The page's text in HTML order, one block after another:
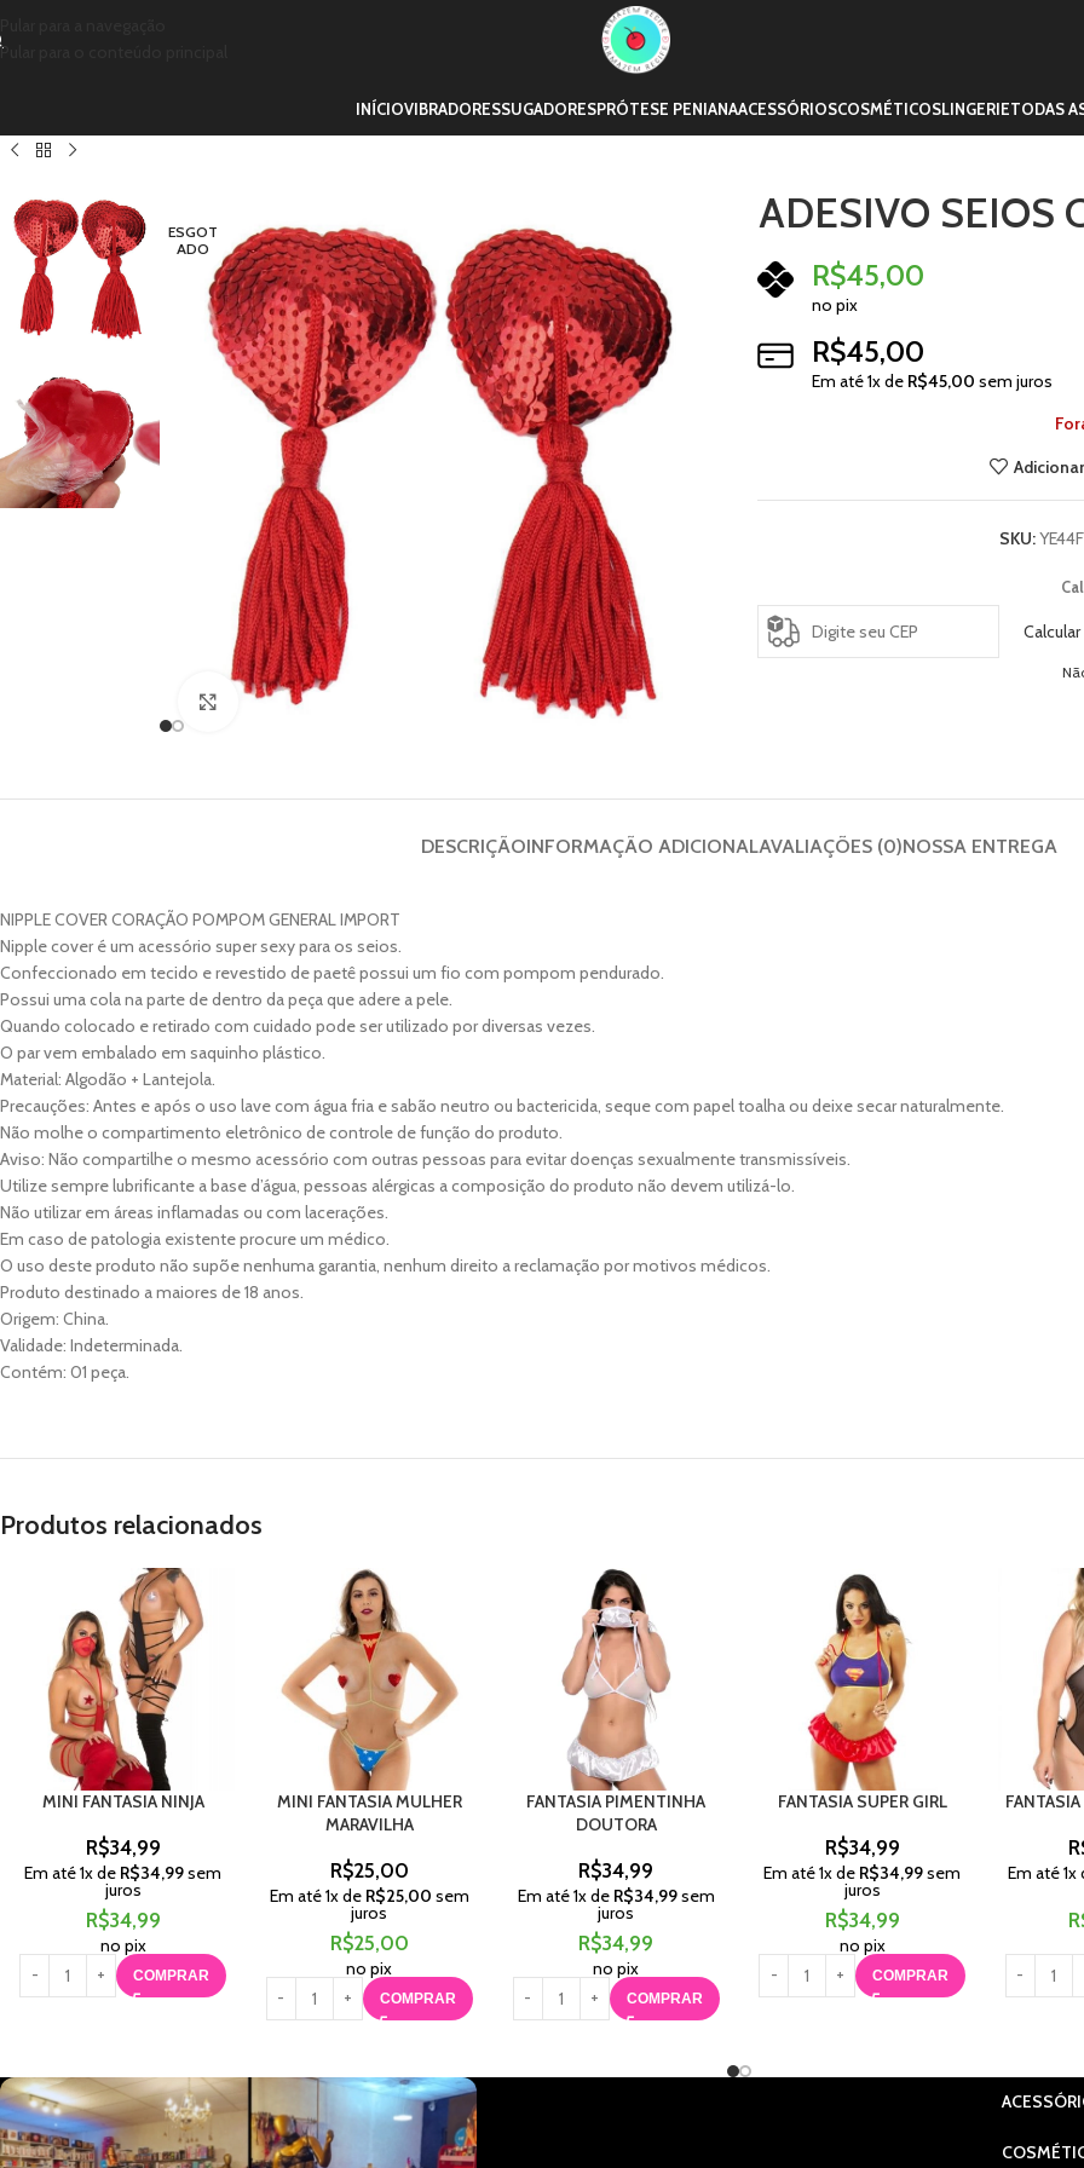
Pular para o conteúdo principal
INÍCIOVIBRADORESSUGADORESPRÓTESE PENIANAACESSÓRIOSCOSMÉTICOSLINGERIETODAS
ESGOT
ADO
Clique para ampliar
ADESIVO SEIOS
R$45,00
no pix
R$45,00
Em até1x de R$45,00 sem juros
SKU:YE44F
Calcular
DESCRIÇÃOINFORMAÇÃO ADICIONALAVALIAÇÕES (0)NOSSA ENTREGA
NIPPLE COVER CORAÇÃO POMPOM GENERAL IMPORT
Nipple cover é um acessório super sexy para os seios.
Confeccionado em tecido e revestido de paetê possui um fio com pompom pendurado.
Possui uma cola na parte de dentro da peça que adere a pele.
Quando colocado e retirado com cuidado pode ser utilizado por diversas vezes.
O par vem embalado em saquinho plástico.
Material: Algodão + Lantejola.
Precauções: Antes e após o uso lave com água fria e sabão neutro ou bactericida, seque com papel toalha ou deixe secar naturalmente.
Não molhe o compartimento eletrônico de controle de função do produto.
Aviso: Não compartilhe o mesmo acessório com outras pessoas para evitar doenças sexualmente transmissíveis.
Utilize sempre lubrificante a base d’água, pessoas alérgicas a composição do produto não devem utilizá-lo.
Não utilizar em áreas inflamadas ou com lacerações.
Em caso de patologia existente procure um médico.
O uso deste produto não supõe nenhuma garantia, nenhum direito a reclamação por motivos médicos.
Produto destinado a maiores de 18 anos.
Origem: China.
Validade: Indeterminada.
Contém: 01 peça.
Produtos relacionados
MINI FANTASIA NINJA
R$34,99
Em até1x de R$34,99sem
juros
R$34,99
no pix
COMPRAR
MINI FANTASIA MULHER
MARAVILHA
R$25,00
Em até1x de R$25,00 sem
juros
R$25,00
no pix
COMPRAR
FANTASIA PIMENTINHA
DOUTORA
R$34,99
Em até1x de R$34,99sem
juros
R$34,99
no pix
COMPRAR
FANTASIA SUPER GIRL
R$34,99
Em até1x de R$34,99sem
juros
R$34,99
no pix
COMPRAR
Em até1x